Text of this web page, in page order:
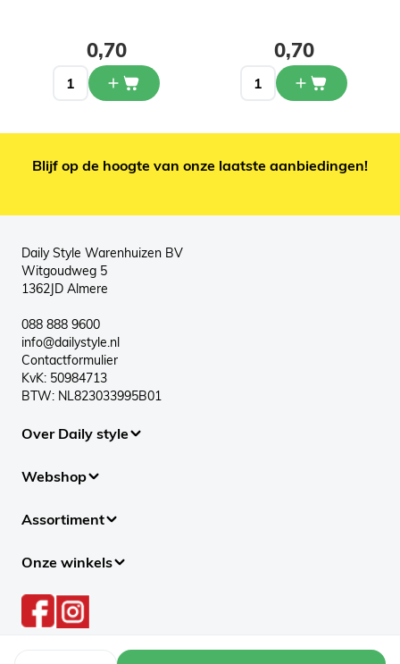
0,70 0,70
Blijf op de hoogte van onze laatste aanbiedingen!
Daily Style Warenhuizen BV
Witgoudweg 5
1362JD Almere
088 888 9600
info@dailystyle.nl
Contactformulier
KvK: 50984713
BTW: NL823033995B01
Over Daily style
Webshop
Assortiment
Onze winkels